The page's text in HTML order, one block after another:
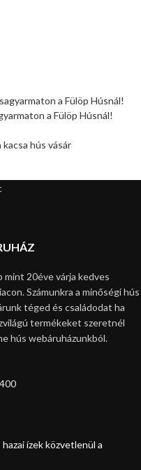
a Fülöp Húsnál!
mint 20éve várja kedves
Számunkra a minőségi hús
téged és családodat ha
termékeket szeretnél
hús webáruházunkból.
ízek közvetlenül a